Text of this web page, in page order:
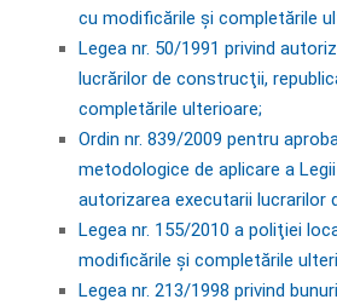
cu modificările și completările
Legea nr. 50/1991 privind
lucrărilor de construcţii,
completările ulterioare;
Ordin nr. 839/2009 pentru
metodologice de aplicare a
autorizarea executarii lucrarilor
Legea nr. 155/2010 a poliţiei
modificările și completările
Legea nr. 213/1998 privind